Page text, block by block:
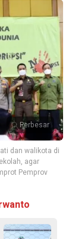
Perbesar
dan walikota di
agar
Pemprov